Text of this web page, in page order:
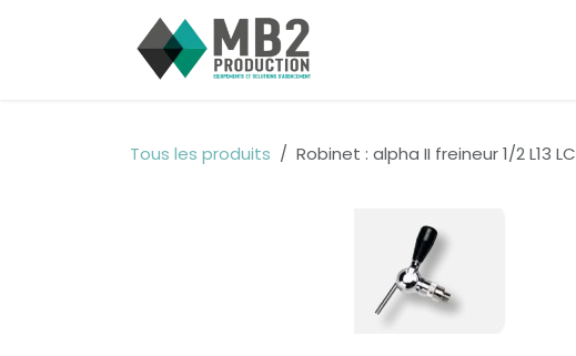
Tous les produits Robinet : alpha II freineur 1/2 L13 LC